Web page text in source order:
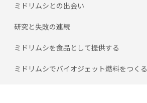
ミドリムシとの出会い
研究と失敗の連続
ミドリムシを食品として提供する
ミドリムシでバイオジェット燃料をつくる